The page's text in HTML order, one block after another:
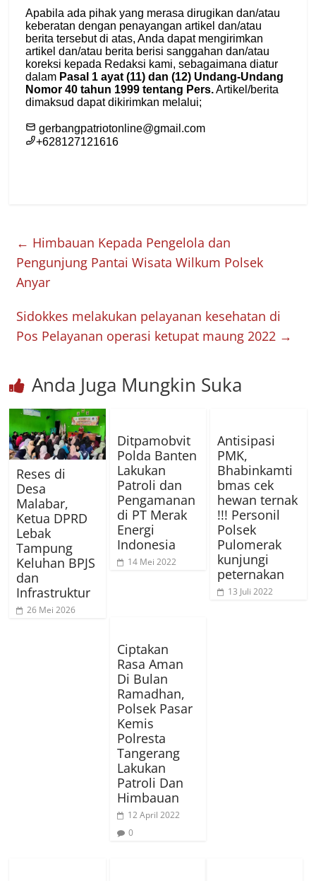
← Himbauan Kepada Pengelola dan
Pengunjung Pantai Wisata Wilkum Polsek
Anyar
Sidokkes melakukan pelayanan kesehatan di
Pos Pelayanan operasi ketupat maung 2022 →
Anda Juga Mungkin Suka
Reses di
Desa
Malabar,
Ketua DPRD
Lebak
Tampung
Keluhan BPJS
dan
Infrastruktur
26 Mei 2026
Ditpamobvit
Polda Banten
Lakukan
Patroli dan
Pengamanan
di PT Merak
Energi
Indonesia
14 Mei 2022
Antisipasi
PMK,
Bhabinkamti
bmas cek
hewan ternak
!!! Personil
Polsek
Pulomerak
kunjungi
peternakan
13 Juli 2022
Ciptakan
Rasa Aman
Di Bulan
Ramadhan,
Polsek Pasar
Kemis
Polresta
Tangerang
Lakukan
Patroli Dan
Himbauan
12 April 2022
0